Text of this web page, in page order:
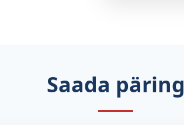
Saada päring